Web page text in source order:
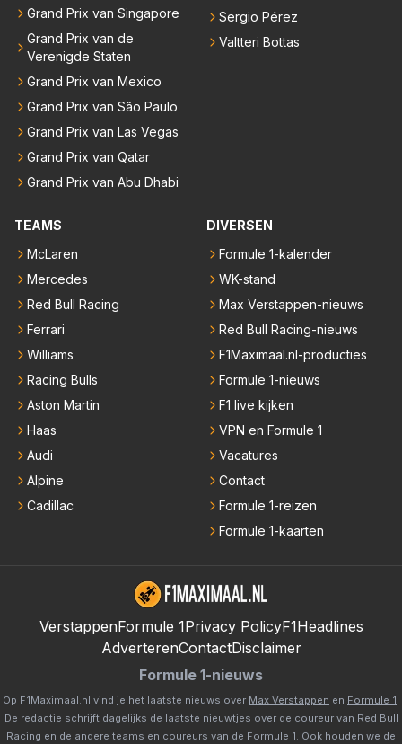
Grand Prix van Singapore
Grand Prix van de
Verenigde Staten
Grand Prix van Mexico
Grand Prix van São Paulo
Grand Prix van Las Vegas
Grand Prix van Qatar
Grand Prix van Abu Dhabi
Sergio Pérez
Valtteri Bottas
TEAMS
McLaren
Mercedes
Red Bull Racing
Ferrari
Williams
Racing Bulls
Aston Martin
Haas
Audi
Alpine
Cadillac
DIVERSEN
Formule 1-kalender
WK-stand
Max Verstappen-nieuws
Red Bull Racing-nieuws
F1Maximaal.nl-producties
Formule 1-nieuws
F1 live kijken
VPN en Formule 1
Vacatures
Contact
Formule 1-reizen
Formule 1-kaarten
VerstappenFormule 1Privacy PolicyF1Headlines
AdverterenContactDisclaimer
Formule 1-nieuws
Op F1Maximaal.nl vind je het laatste nieuws over Max Verstappen en Formule 1.
De redactie schrijft dagelijks de laatste nieuwtjes over de coureur van Red Bull
Racing en de andere teams en coureurs van de Formule 1. Ook houden we de